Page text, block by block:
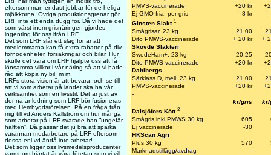
eftersom man endast jobbar för de heliga
mjölkkorna. Övriga produktionsgrenar gör
LRF inte ett enda dugg för. Då vi hade det
som värst inom grisnäringen gjordes
ingenting för oss ifrån LRF.
Det som LRF slår ett slag för är att
medlemmarna kan få extra rabatter på div
förnödenheter, försäkringar och bilar. Hur
skulle det vara om LRF hjälpte oss att få
lönsamma villkor i vår näring så att vi hade
råd att köpa ny bil, m m.
LRFs stora vision är att bevara, och se till
att vi som arbetar på landet ska ha vår
verksamhet som en livsstil. Det är just av
denna anledning som LRF bör fusioneras
med Hembygdsrörelsen. På en fråga från
mig till vd Anders Källström om hur många
som arbetar på LRF svarade han ”ungefär
hälften”. Då passar det ju bra att sparka
varannan medarbetare på LRF eftersom
dessa enl vd ändå inte arbetar!
Det som ligger oss livsmedelsproducenter
varmt om hjärtat är våra företag som vi vill
PMVS-vaccinerade
+20 kr
Ej GMO-fria, per gris
-8 kr
Ginsten Slakt 1
Smågrisar, 23 kg 21,00
Dito PMWS-vaccinerade
+ 20 kr
+
Skövde Slakteri
SwedeHam+, 23 kg
20,25
Dito PMWS-vaccinerade
+20 kr
Dahlbergs
Särklass D, mell. 23 kg
21.00
PMVS-vaccinerade
+20 kr
-
kr/gris
kr/
Dalsjöfors Kött 2
Smågris inkl PMWS 30 kg 605
Ej vaccinerade
-30
HKScan Agri
Plus 30 kg
570
Marknadstillägg/avdrag
-